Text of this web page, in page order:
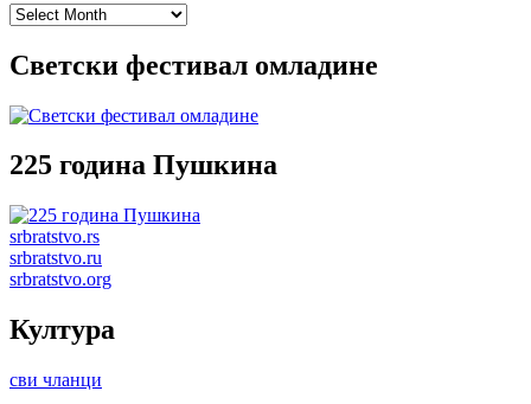
Archives
Светски фестивал омладине
225 година Пушкина
srbratstvo.rs
srbratstvo.ru
srbratstvo.org
Култура
сви чланци